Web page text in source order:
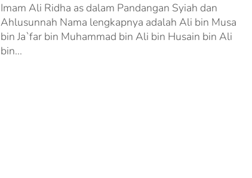
Imam Ali Ridha as dalam Pandangan Syiah dan
Ahlusunnah Nama lengkapnya adalah Ali bin Musa
bin Ja`far bin Muhammad bin Ali bin Husain bin Ali
bin...